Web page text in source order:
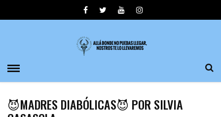
😈MADRES DIABÓLICAS😈 POR SILVIA